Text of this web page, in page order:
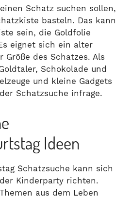
Schatz suchen sollen,
basteln. Das kann
sein, die Goldfolie
eignet sich ein alter
Größe des Schatzes. Als
Schokolade und
und kleine Gadgets
Schatzsuche infrage.
Ideen
Schatzsuche kann sich
Kinderparty richten.
aus dem Leben